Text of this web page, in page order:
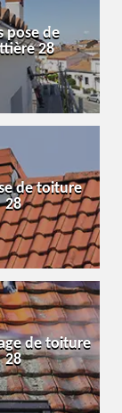
pose de
28
de toiture
28
de toiture
28